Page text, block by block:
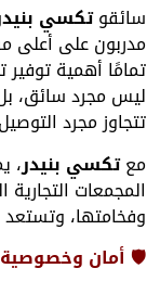
سائقوتكسي
مدربون على أعلى
تمامًا أهمية
ليس مجرد سائق،
تتجاوز مجرد
معتكسي بنيدر،
المجمعات
وفخامتها،
🛡️ أمان وخصوصية